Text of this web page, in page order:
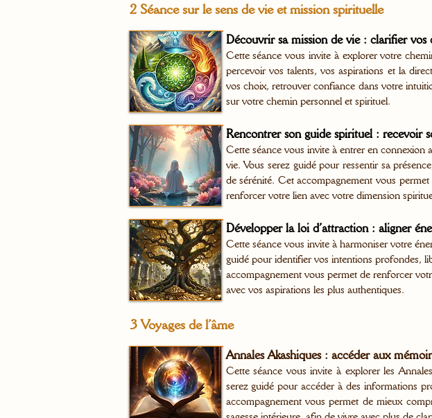
2 Séance sur le sens de vie et mission spirituelle
Découvrir sa mission de vie : clarifier
Cette séance vous invite à explorer votre
percevoir vos talents, vos aspirations et la
vos choix, retrouver confiance dans votre
sur votre chemin personnel et spirituel.
Rencontrer son guide spirituel : recevoir
Cette séance vous invite à entrer en connexion
vie. Vous serez guidé pour ressentir sa
de sérénité. Cet accompagnement vous
renforcer votre lien avec votre dimension
Développer la loi d’attraction : aligner
Cette séance vous invite à harmoniser votre
guidé pour identifier vos intentions profondes,
accompagnement vous permet de renforcer
avec vos aspirations les plus authentiques.
3 Voyages de l’âme
Annales Akashiques : accéder aux
Cette séance vous invite à explorer les
serez guidé pour accéder à des informations
accompagnement vous permet de mieux